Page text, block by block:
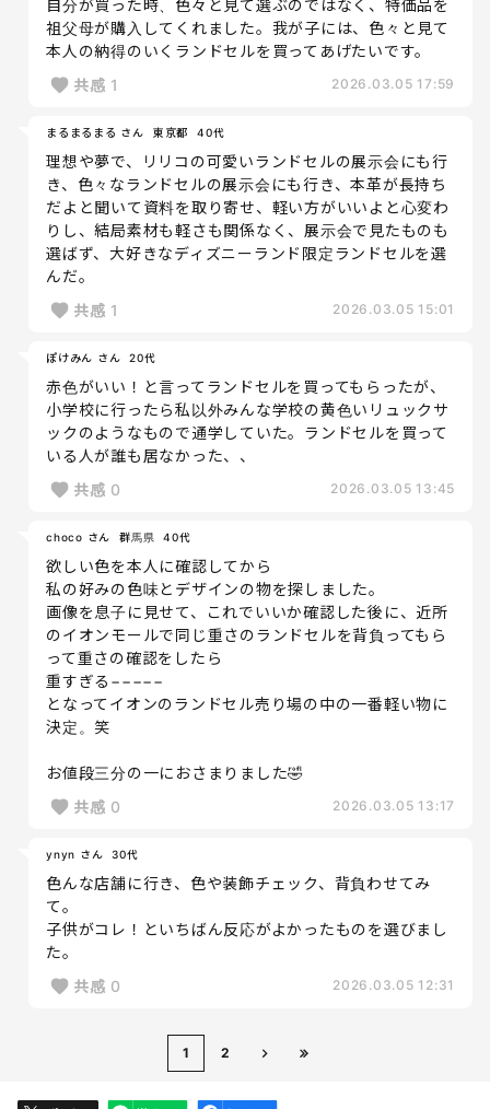
自分が買った時、色々と見て選ぶのではなく、特価品を
祖父母が購入してくれました。我が子には、色々と見て
本人の納得のいくランドセルを買ってあげたいです。
共感 1 2026.03.05 17:59
まるまるまる さん 東京都 40代
理想や夢で、リリコの可愛いランドセルの展示会にも行
き、色々なランドセルの展示会にも行き、本革が長持ち
だよと聞いて資料を取り寄せ、軽い方がいいよと心変わ
りし、結局素材も軽さも関係なく、展示会で見たものも
選ばず、大好きなディズニーランド限定ランドセルを選
んだ。
共感 1 2026.03.05 15:01
ぽけみん さん 20代
赤色がいい！と言ってランドセルを買ってもらったが、
小学校に行ったら私以外みんな学校の黄色いリュックサ
ックのようなもので通学していた。ランドセルを買って
いる人が誰も居なかった、、
共感 0 2026.03.05 13:45
choco さん 群馬県 40代
欲しい色を本人に確認してから
私の好みの色味とデザインの物を探しました。
画像を息子に見せて、これでいいか確認した後に、近所
のイオンモールで同じ重さのランドセルを背負ってもら
って重さの確認をしたら
重すぎる−−−−−
となってイオンのランドセル売り場の中の一番軽い物に
決定。笑
お値段三分の一におさまりました🤣
共感 0 2026.03.05 13:17
ynyn さん 30代
色んな店舗に行き、色や装飾チェック、背負わせてみ
て。
子供がコレ！といちばん反応がよかったものを選びまし
た。
共感 0 2026.03.05 12:31
1 2